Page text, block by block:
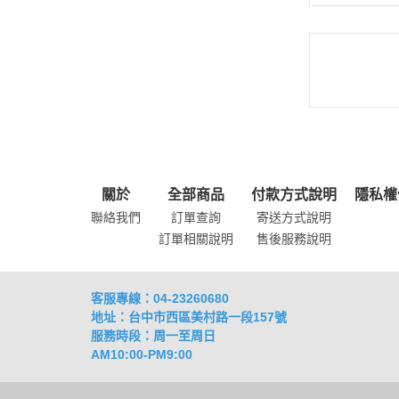
關於
聯絡我們
全部商品
訂單查詢
訂單相關說明
付款方式說明
寄送方式說明
售後服務說明
隱私
客服專線：04-23260680
地址：台中市西區美村路一段157號
服務時段：周一至周日
AM10:00-PM9:00